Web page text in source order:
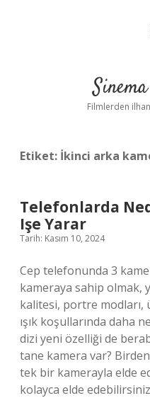
Filmlerden
Etiket: İkinci arka
Telefonlarda
Işe Yarar
Tarih: Kasım 10, 2024
Cep telefonunda 3
kameraya sahip olmak,
kalitesi, portre modları,
ışık koşullarında daha
dizi yeni özelliği de
tane kamera var?
tek bir kamerayla elde
kolayca elde